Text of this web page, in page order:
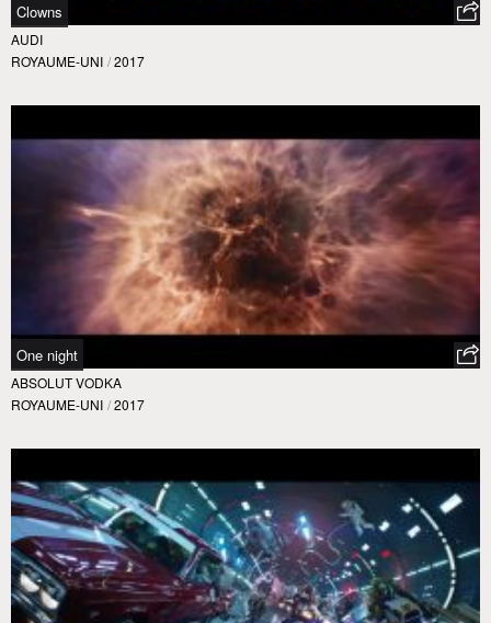
Clowns
AUDI
ROYAUME-UNI / 2017
One night
ABSOLUT VODKA
ROYAUME-UNI / 2017